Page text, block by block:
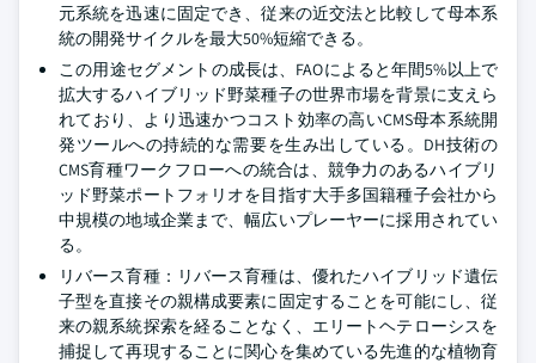
元系統を迅速に固定でき、従来の近交法と比較して母本系
統の開発サイクルを最大50%短縮できる。
この用途セグメントの成長は、FAOによると年間5%以上で
拡大するハイブリッド野菜種子の世界市場を背景に支えら
れており、より迅速かつコスト効率の高いCMS母本系統開
発ツールへの持続的な需要を生み出している。DH技術の
CMS育種ワークフローへの統合は、競争力のあるハイブリ
ッド野菜ポートフォリオを目指す大手多国籍種子会社から
中規模の地域企業まで、幅広いプレーヤーに採用されてい
る。
リバース育種：リバース育種は、優れたハイブリッド遺伝
子型を直接その親構成要素に固定することを可能にし、従
来の親系統探索を経ることなく、エリートヘテローシスを
捕捉して再現することに関心を集めている先進的な植物育